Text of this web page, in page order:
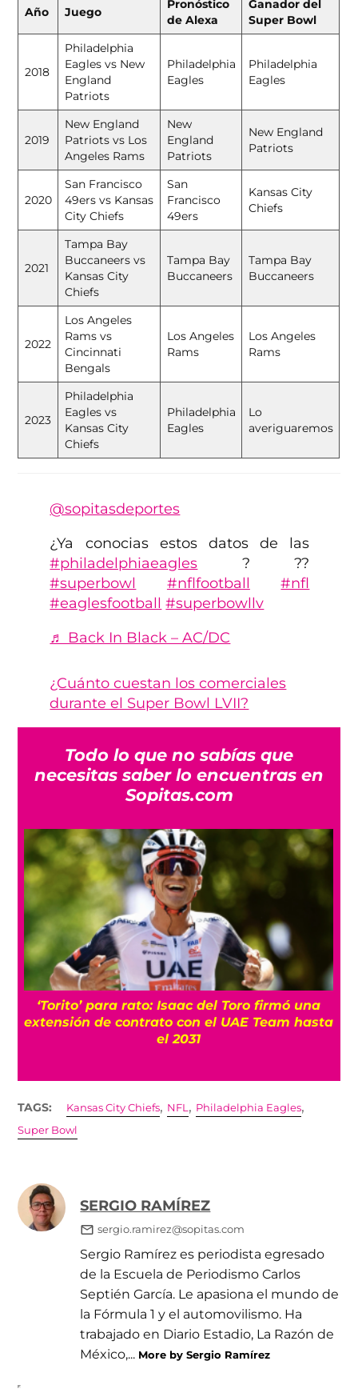
Año Juego
Pronóstico
de Alexa
Ganador del
Super Bowl
2018
Philadelphia
Eagles vs New
England
Patriots
Philadelphia
Eagles
Philadelphia
Eagles
2019
New England
Patriots vs Los
Angeles Rams
New
England
Patriots
New England
Patriots
2020
San Francisco
49ers vs Kansas
City Chiefs
San
Francisco
49ers
Kansas City
Chiefs
2021
Tampa Bay
Buccaneers vs
Kansas City
Chiefs
Tampa Bay
Buccaneers
Tampa Bay
Buccaneers
2022
Los Angeles
Rams vs
Cincinnati
Bengals
Los Angeles
Rams
Los Angeles
Rams
2023
Philadelphia
Eagles vs
Kansas City
Chiefs
Philadelphia
Eagles
Lo
averiguaremos
@sopitasdeportes
¿Ya conocias estos datos de las
#philadelphiaeagles ? ??
#superbowl
#nflfootball
#nfl
#eaglesfootball #superbowllv
♬ Back In Black – AC/DC
¿Cuánto cuestan los comerciales
durante el Super Bowl LVII?
Todo lo que no sabías que
necesitas saber lo encuentras en
Sopitas.com
‘Torito’ para rato: Isaac del Toro firmó una
extensión de contrato con el UAE Team hasta
el 2031
TAGS: Kansas City Chiefs, NFL , Philadelphia Eagles,
Super Bowl
SERGIO RAMÍREZ
sergio.ramirez@sopitas.com
Sergio Ramírez es periodista egresado
de la Escuela de Periodismo Carlos
Septién García. Le apasiona el mundo de
la Fórmula 1 y el automovilismo. Ha
trabajado en Diario Estadio, La Razón de
México,... More by Sergio Ramírez